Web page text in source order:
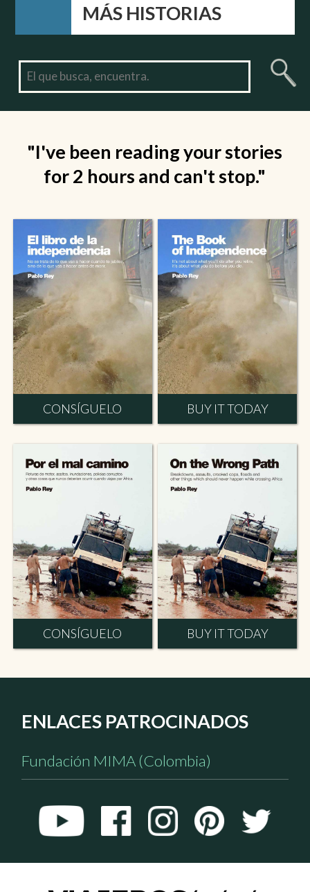
MÁS HISTORIAS
"I've been reading your stories
for 2 hours and can't stop."
CONSÍGUELO BUY IT TODAY
CONSÍGUELO BUY IT TODAY
ENLACES PATROCINADOS
Fundación MIMA (Colombia)